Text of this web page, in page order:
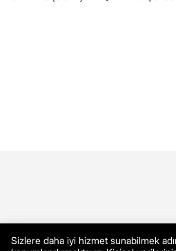
Sizlere daha iyi hizmet sunabilmek